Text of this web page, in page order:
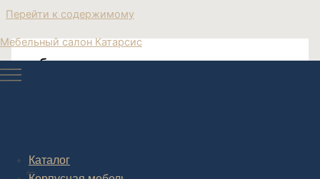
Перейти к содержимому
Мебельный салон Катарсис
Каталог
мебель современная купить москва
Post navigation